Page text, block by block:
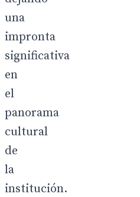
una
impronta
significativa
en
el
panorama
cultural
de
la
institución.